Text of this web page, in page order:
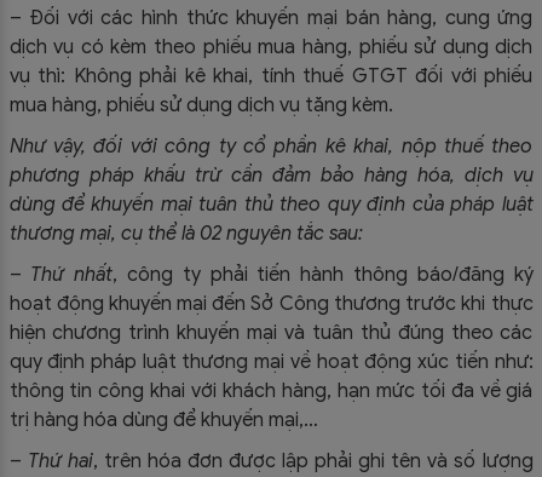
– Đối với các hình thức khuyến mại bán hàng, cung ứng
dịch vụ có kèm theo phiếu mua hàng, phiếu sử dụng dịch
vụ thì: Không phải kê khai, tính thuế GTGT đối với phiếu
mua hàng, phiếu sử dụng dịch vụ tặng kèm.
Như vậy, đối với công ty cổ phần kê khai, nộp thuế theo
phương pháp khấu trừ cần đảm bảo hàng hóa, dịch vụ
dùng để khuyến mại tuân thủ theo quy định của pháp luật
thương mại, cụ thể là 02 nguyên tắc sau:
– Thứ nhất, công ty phải tiến hành thông báo/đăng ký
hoạt động khuyến mại đến Sở Công thương trước khi thực
hiện chương trình khuyến mại và tuân thủ đúng theo các
quy định pháp luật thương mại về hoạt động xúc tiến như:
thông tin công khai với khách hàng, hạn mức tối đa về giá
trị hàng hóa dùng để khuyến mại,…
– Thứ hai, trên hóa đơn được lập phải ghi tên và số lượng